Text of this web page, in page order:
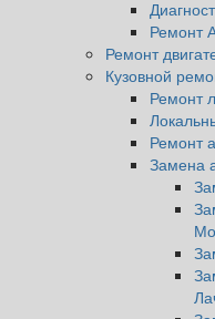
Ремонт
Ремонт
Кузовной
Ремонт
Ремонт
Замена